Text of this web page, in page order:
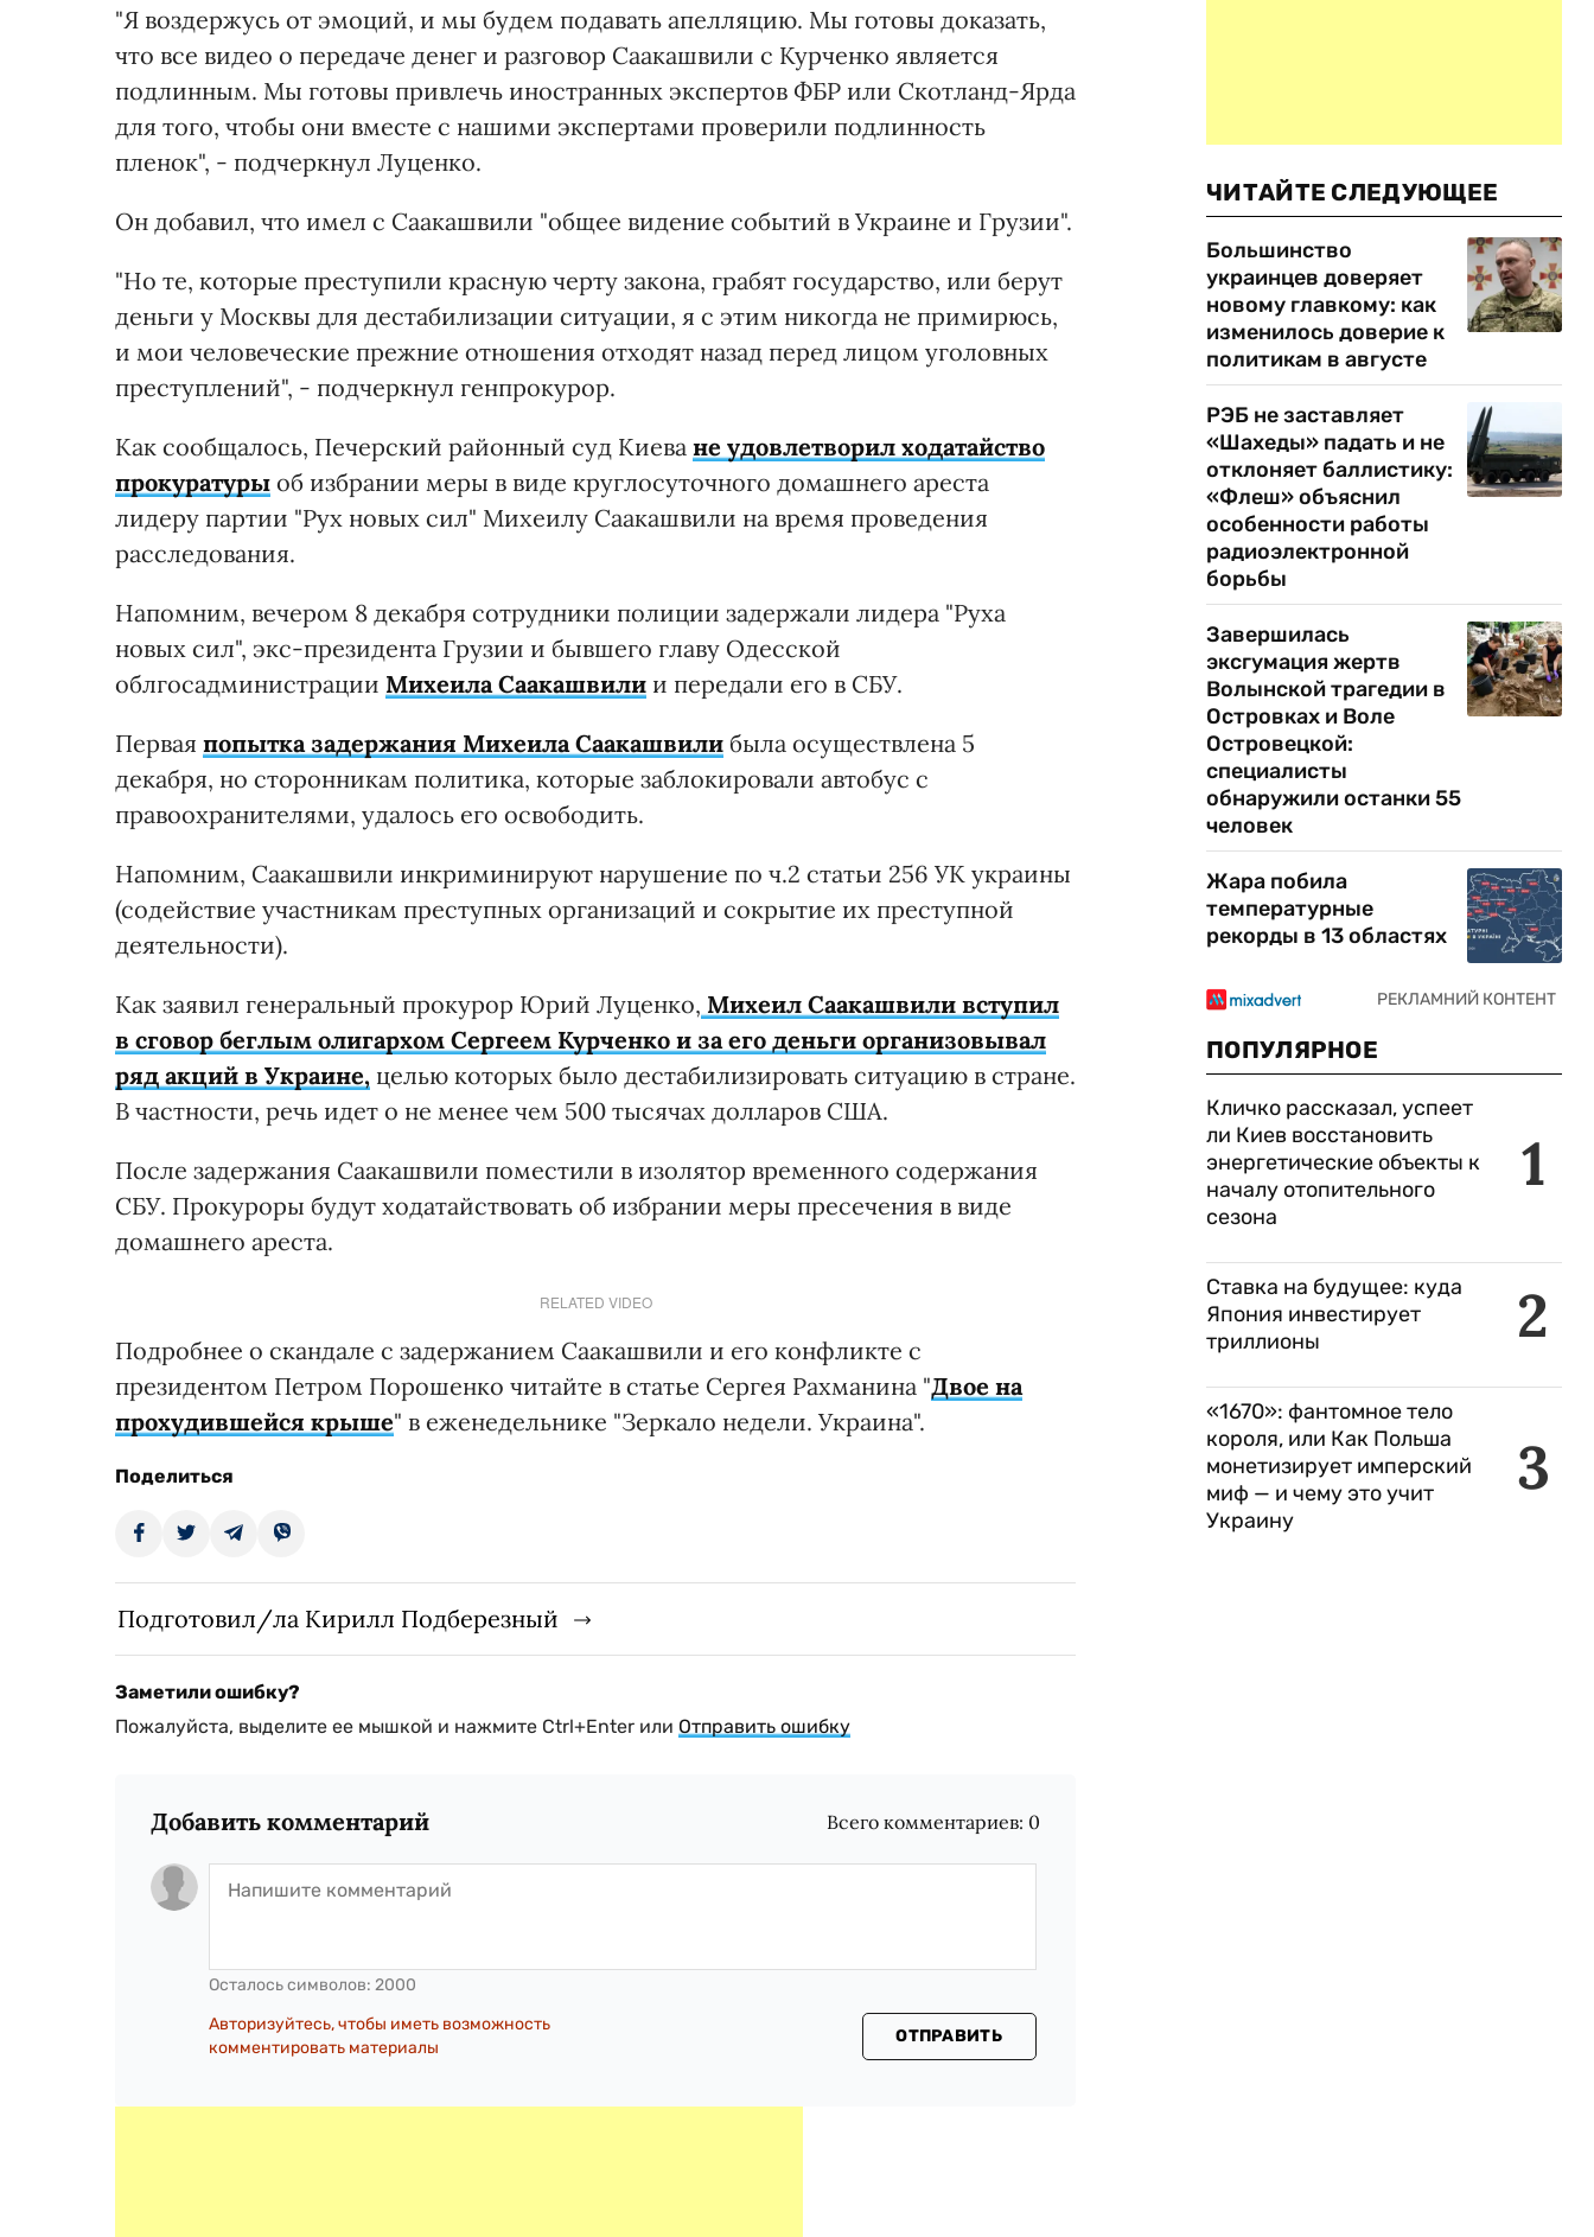
"Я воздержусь от эмоций, и мы будем подавать апелляцию. Мы готовы доказать,
что все видео о передаче денег и разговор Саакашвили с Курченко является
подлинным. Мы готовы привлечь иностранных экспертов ФБР или Скотланд-Ярда
для того, чтобы они вместе с нашими экспертами проверили подлинность
пленок", - подчеркнул Луценко.
Он добавил, что имел с Саакашвили "общее видение событий в Украине и Грузии".
"Но те, которые преступили красную черту закона, грабят государство, или берут
деньги у Москвы для дестабилизации ситуации, я с этим никогда не примирюсь,
и мои человеческие прежние отношения отходят назад перед лицом уголовных
преступлений", - подчеркнул генпрокурор.
Как сообщалось, Печерский районный суд Киева не удовлетворил ходатайство
прокуратуры об избрании меры в виде круглосуточного домашнего ареста
лидеру партии "Рух новых сил" Михеилу Саакашвили на время проведения
расследования.
Напомним, вечером 8 декабря сотрудники полиции задержали лидера "Руха
новых сил", экс-президента Грузии и бывшего главу Одесской
облгосадминистрации Михеила Саакашвили и передали его в СБУ.
Первая попытка задержания Михеила Саакашвили была осуществлена 5
декабря, но сторонникам политика, которые заблокировали автобус с
правоохранителями, удалось его освободить.
Напомним, Саакашвили инкриминируют нарушение по ч.2 статьи 256 УК украины
(содействие участникам преступных организаций и сокрытие их преступной
деятельности).
Как заявил генеральный прокурор Юрий Луценко, Михеил Саакашвили вступил
в сговор беглым олигархом Сергеем Курченко и за его деньги организовывал
ряд акций в Украине, целью которых было дестабилизировать ситуацию в стране.
В частности, речь идет о не менее чем 500 тысячах долларов США.
После задержания Саакашвили поместили в изолятор временного содержания
СБУ. Прокуроры будут ходатайствовать об избрании меры пресечения в виде
домашнего ареста.
RELATED VIDEO
Подробнее о скандале с задержанием Саакашвили и его конфликте с
президентом Петром Порошенко читайте в статье Сергея Рахманина "Двое на
прохудившейся крыше" в еженедельнике "Зеркало недели. Украина".
Поделиться
Подготовил/ла Кирилл Подберезный
Заметили ошибку?
Пожалуйста, выделите ее мышкой и нажмите Ctrl+Enter или Отправить ошибку
Добавить комментарий Всего комментариев: 0
Осталось символов: 2000
Авторизуйтесь, чтобы иметь возможность
комментировать материалы
ОТПРАВИТЬ
ЧИТАЙТЕ СЛЕДУЮЩЕЕ
Большинство
украинцев доверяет
новому главкому: как
изменилось доверие к
политикам в августе
РЭБ не заставляет
«Шахеды» падать и не
отклоняет баллистику:
«Флеш» объяснил
особенности работы
радиоэлектронной
борьбы
Завершилась
эксгумация жертв
Волынской трагедии в
Островках и Воле
Островецкой:
специалисты
обнаружили останки 55
человек
Жара побила
температурные
рекорды в 13 областях
ПОПУЛЯРНОЕ
1
Кличко рассказал, успеет
ли Киев восстановить
энергетические объекты к
началу отопительного
сезона
2
Ставка на будущее: куда
Япония инвестирует
триллионы
3
«1670»: фантомное тело
короля, или Как Польша
монетизирует имперский
миф — и чему это учит
Украину